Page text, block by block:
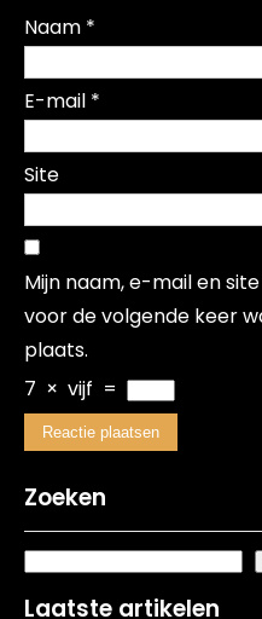
Naam *
E-mail *
Site
Mijn naam, e-mail en
voor de volgende keer
plaats.
7 × vijf =
Zoeken
Laatste artikelen